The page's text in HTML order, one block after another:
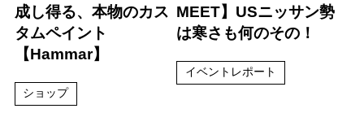
成し得る、本物のカス
タムペイント
【Hammar】
ショップ
MEET】USニッサン勢
は寒さも何のその！
イベントレポート